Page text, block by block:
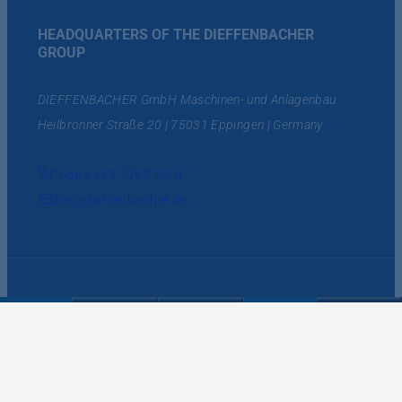
HEADQUARTERS OF THE DIEFFENBACHER
GROUP
DIEFFENBACHER GmbH Maschinen- und Anlagenbau
Heilbronner Straße 20 | 75031 Eppingen | Germany
Phone +49 7262 65-0
dse@dieffenbacher.de